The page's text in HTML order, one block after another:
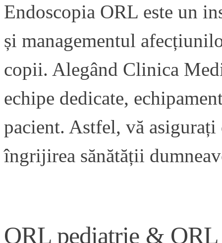
Endoscopia ORL este un
și managementul
copii. Alegând Clinica
echipe dedicate,
pacient. Astfel, vă
îngrijirea sănătății
ORL pediatrie &